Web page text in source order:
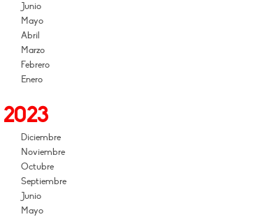
Junio
Mayo
Abril
Marzo
Febrero
Enero
2023
Diciembre
Noviembre
Octubre
Septiembre
Junio
Mayo